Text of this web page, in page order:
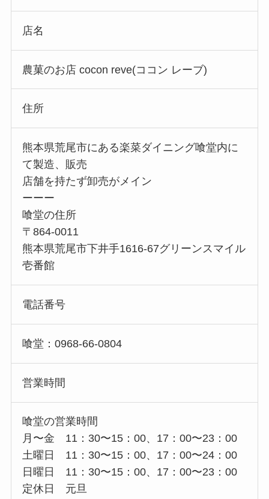
店名
農菓のお店 cocon reve(ココン レーブ)
住所
熊本県荒尾市にある楽菜ダイニング喰堂内に
て製造、販売
店舗を持たず卸売がメイン
ーーー
喰堂の住所
〒864-0011
熊本県荒尾市下井手1616-67グリーンスマイル
壱番館
電話番号
喰堂：0968-66-0804
営業時間
喰堂の営業時間
月〜金 11：30〜15：00、17：00〜23：00
土曜日 11：30〜15：00、17：00〜24：00
日曜日 11：30〜15：00、17：00〜23：00
定休日 元旦